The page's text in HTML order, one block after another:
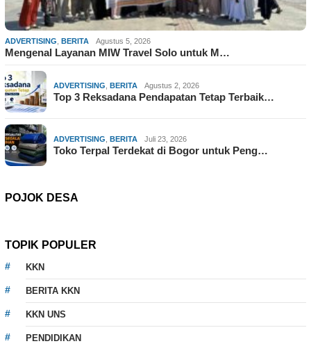
ADVERTISING, BERITA Agustus 5, 2026
Mengenal Layanan MIW Travel Solo untuk M…
ADVERTISING, BERITA Agustus 2, 2026
Top 3 Reksadana Pendapatan Tetap Terbaik…
ADVERTISING, BERITA Juli 23, 2026
Toko Terpal Terdekat di Bogor untuk Peng…
POJOK DESA
TOPIK POPULER
KKN
BERITA KKN
KKN UNS
PENDIDIKAN